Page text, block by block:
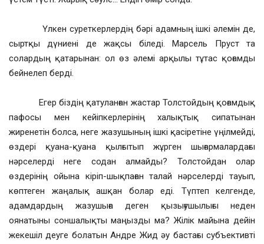
Үлкен суреткерлердің бәрі адамның ішкі әлемін де,
сыртқы дүниені де жақсы біледі. Марсель Пруст та
солардың қатарынан: ол өз әлемі арқылы тұтас қоғамды
бейнелеп берді.
Егер біздің қатуланған жастар Толстойдың қоғамдық
пафосы мен кейіпкерлерінің халықтық сипатынан
жиренетін болса, неге жазушының ішкі қасіретіне үңілмейді,
өздері қуана-қуана қылғытып жұрген шығармалардағы
нәрселерді неге содан алмайды? Толстойдан олар
өздерінің ойына кіріп-шықпаған талай нәрселерді тауып,
көптеген жаңалық ашқан болар еді. Түптеп келгенде,
адамдардың жазушыға деген қызығушылығы неден
оянатыны соншалықты маңызды ма? Жілік майына дейін
жекешіл деуге болатын Андре Жид әу бастағы субъективті